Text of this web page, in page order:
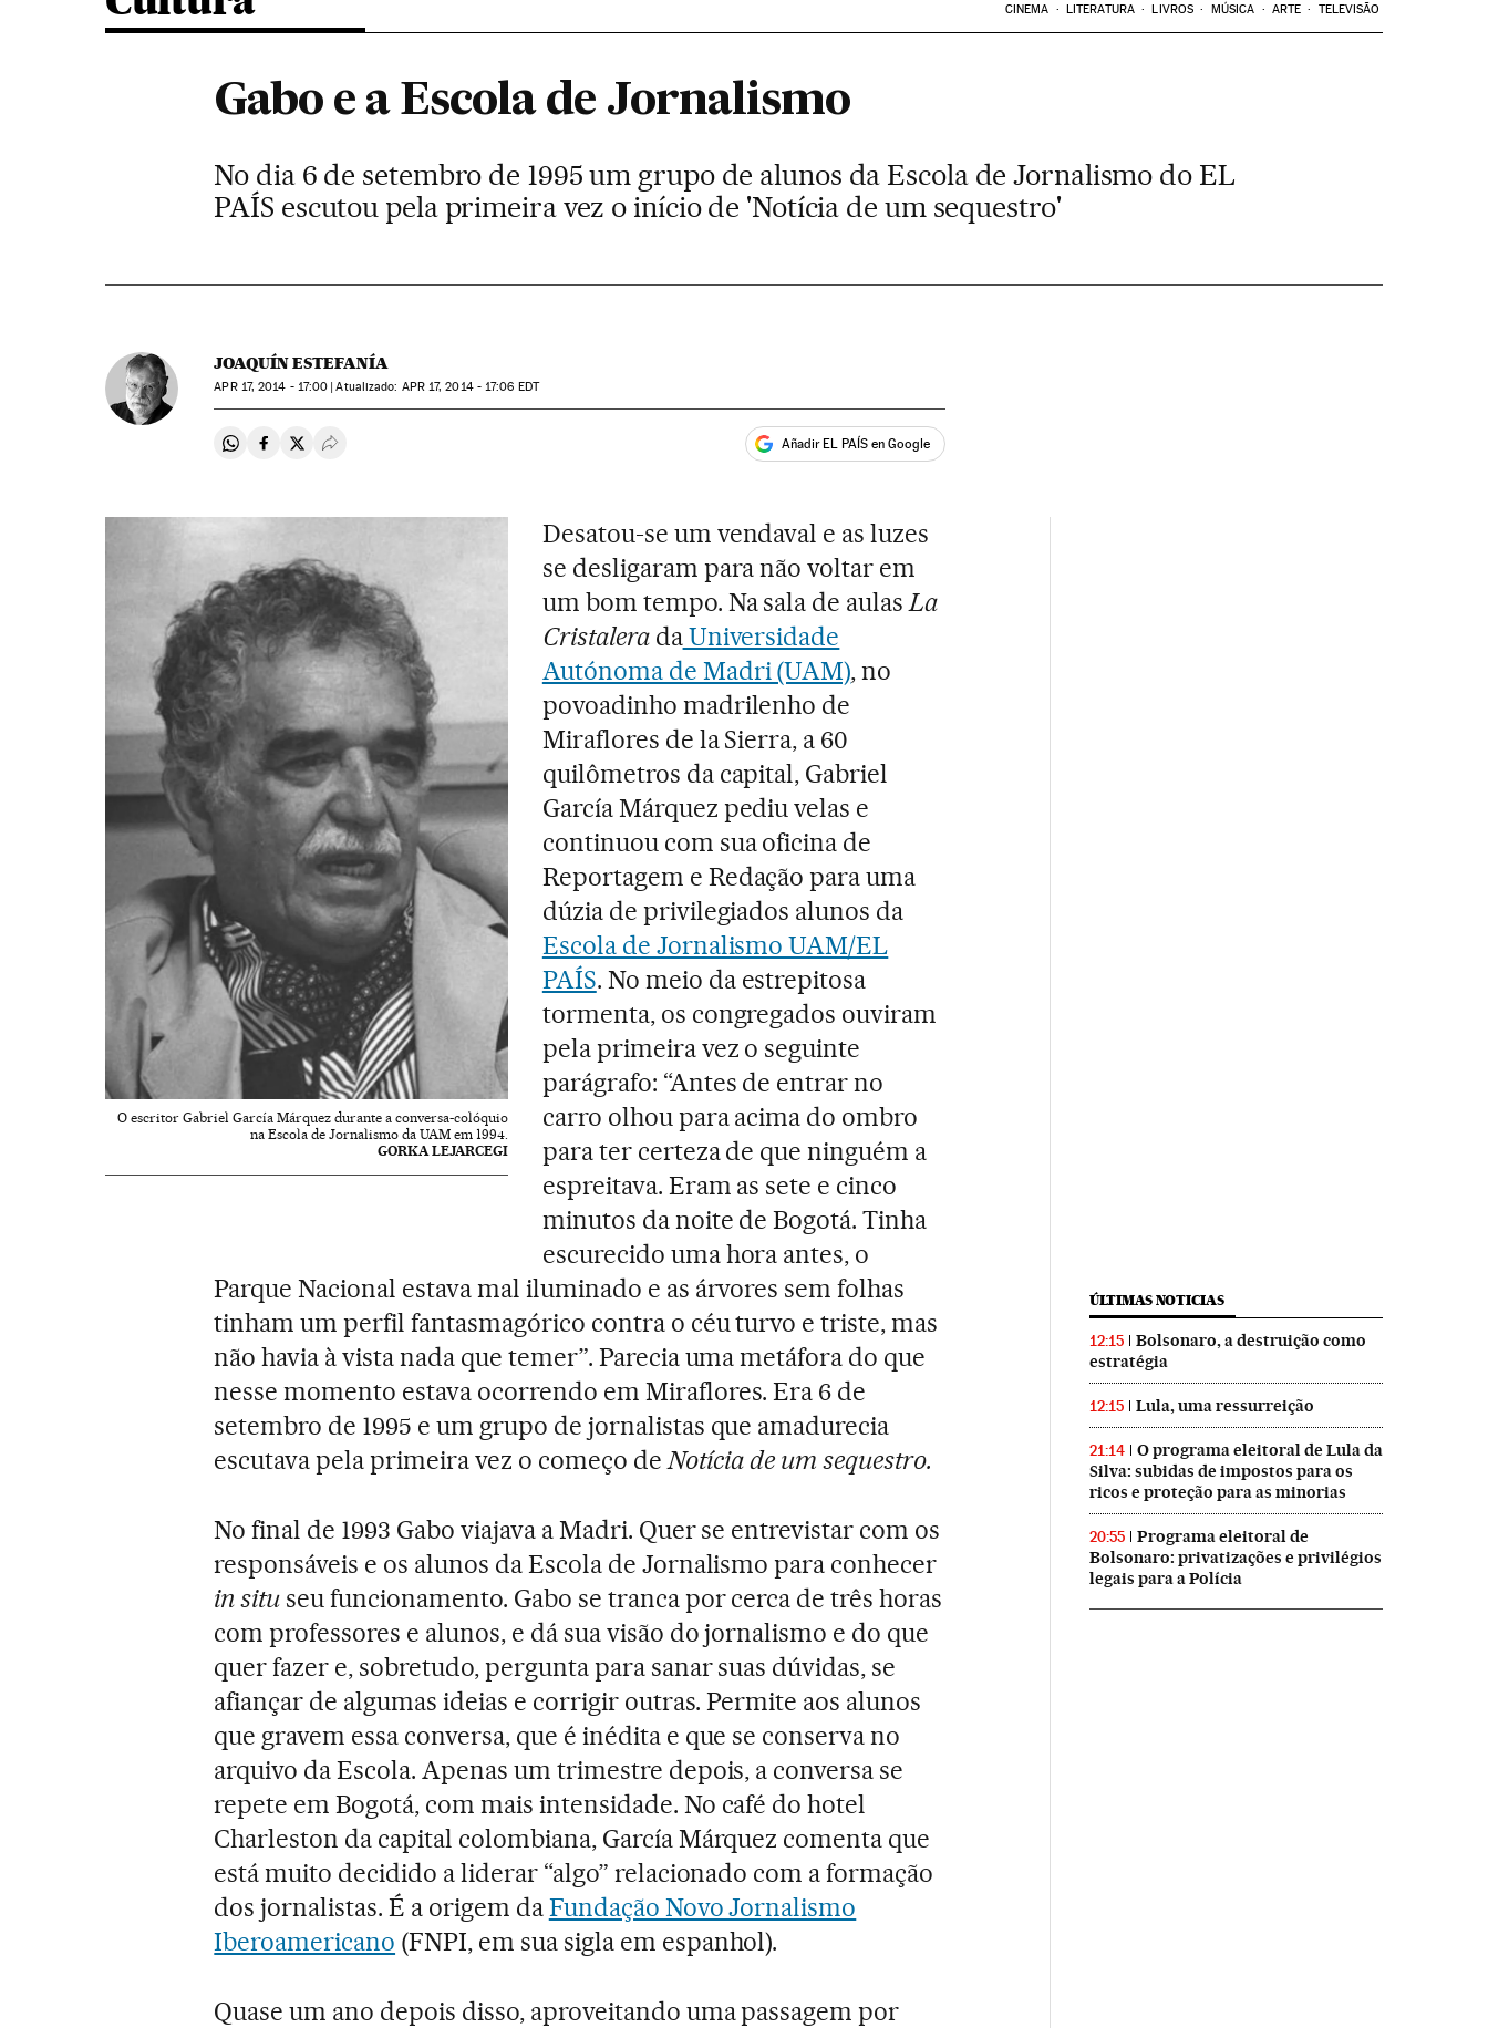
CINEMA LITERATURA LIVROS MÚSICA ARTE TELEVISÃO
Gabo e a Escola de Jornalismo
No dia 6 de setembro de 1995 um grupo de alunos da Escola de Jornalismo do EL
PAÍS escutou pela primeira vez o início de 'Notícia de um sequestro'
JOAQUÍN ESTEFANÍA
APR17, 2014 - 17:00 atualizado: APR17, 2014 - 17:06 EDT
Compartir en Whatsapp
Compartir en Facebook
Compartir en Twitter
Desplegar Redes Sociales Añadir EL PAÍS en Google
O escritor Gabriel García Márquez durante a conversa-colóquio
na Escola de Jornalismo da UAM em 1994.
GORKA LEJARCEGI
Desatou-se um vendaval e as luzes
se desligaram para não voltar em
um bom tempo. Na sala de aulasLa
Cristalera daUniversidade
Autónoma de Madri (UAM), no
povoadinho madrilenho de
Miraflores de la Sierra, a 60
quilômetros da capital, Gabriel
García Márquez pediu velas e
continuou com sua oficina de
Reportagem e Redação para uma
dúzia de privilegiados alunos da
Escola de Jornalismo UAM/EL
PAÍS. No meio da estrepitosa
tormenta, os congregados ouviram
pela primeira vez o seguinte
parágrafo: “Antes de entrar no
carro olhou para acima do ombro
para ter certeza de que ninguém a
espreitava. Eram as sete e cinco
minutos da noite de Bogotá. Tinha
escurecido uma hora antes, o
Parque Nacional estava mal iluminado e as árvores sem folhas
tinham um perfil fantasmagórico contra o céu turvo e triste, mas
não havia à vista nada que temer”. Parecia uma metáfora do que
nesse momento estava ocorrendo em Miraflores. Era 6 de
setembro de 1995 e um grupo de jornalistas que amadurecia
escutava pela primeira vez o começo deNotícia de um sequestro.
No final de 1993 Gabo viajava a Madri. Quer se entrevistar com os
responsáveis e os alunos da Escola de Jornalismo para conhecer
in situ seu funcionamento. Gabo se tranca por cerca de três horas
com professores e alunos, e dá sua visão do jornalismo e do que
quer fazer e, sobretudo, pergunta para sanar suas dúvidas, se
afiançar de algumas ideias e corrigir outras. Permite aos alunos
que gravem essa conversa, que é inédita e que se conserva no
arquivo da Escola. Apenas um trimestre depois, a conversa se
repete em Bogotá, com mais intensidade. No café do hotel
Charleston da capital colombiana, García Márquez comenta que
está muito decidido a liderar “algo” relacionado com a formação
dos jornalistas. É a origem daFundação Novo Jornalismo
Iberoamericano (FNPI, em sua sigla em espanhol).
Quase um ano depois disso, aproveitando uma passagem por
ÚLTIMAS NOTICIAS
12:15
Bolsonaro, a destruição como
estratégia
12:15 Lula, uma ressurreição
21:14
O programa eleitoral de Lula da
Silva: subidas de impostos para os
ricos e proteção para as minorias
20:55
Programa eleitoral de
Bolsonaro: privatizações e privilégios
legais para a Polícia